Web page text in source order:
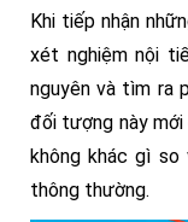
Khi tiếp nhận
xét nghiệm nội
nguyên và tìm ra
đối tượng này
không khác gì
thông thường.